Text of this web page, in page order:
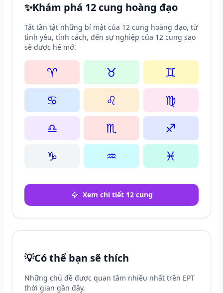
✨Khám phá 12 cung hoàng đạo
Tất tần tật những bí mật của 12 cung hoàng đạo, từ
tình yêu, tính cách, đến sự nghiệp của 12 cung sao
sẽ được hé mở.
♈ ♉
♊
♋
♌
♍
♎
♏
♐
♑
♒ ♓
Xem chi tiết 12 cung
💡Có thể bạn sẽ thích
Những chủ đề được quan tâm nhiều nhất trên EPT
thời gian gần đây.